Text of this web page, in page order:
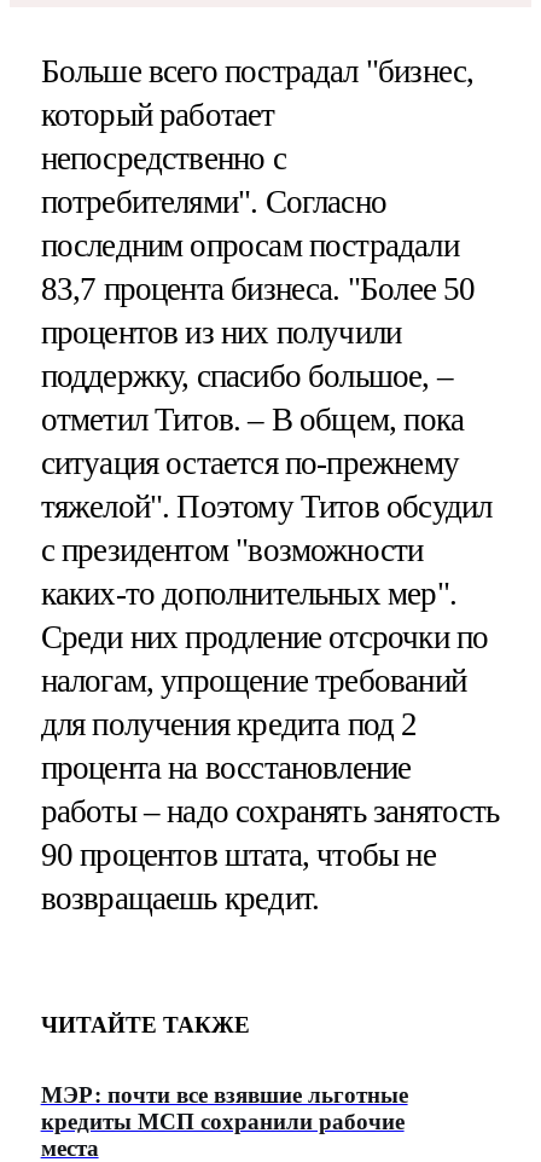
Больше всего пострадал "бизнес,
который работает
непосредственно с
потребителями". Согласно
последним опросам пострадали
83,7 процента бизнеса. "Более 50
процентов из них получили
поддержку, спасибо большое, –
отметил Титов. – В общем, пока
ситуация остается по-прежнему
тяжелой". Поэтому Титов обсудил
с президентом "возможности
каких-то дополнительных мер".
Среди них продление отсрочки по
налогам, упрощение требований
для получения кредита под 2
процента на восстановление
работы – надо сохранять занятость
90 процентов штата, чтобы не
возвращаешь кредит.
ЧИТАЙТЕ ТАКЖЕ
МЭР: почти все взявшие льготные
кредиты МСП сохранили рабочие
места